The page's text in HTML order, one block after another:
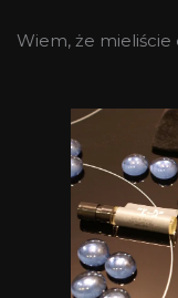
Wiem, że